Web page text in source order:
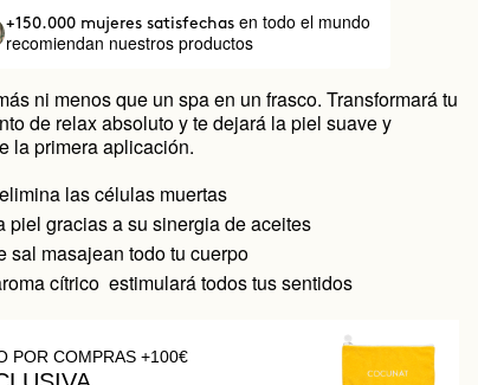
+150.000 mujeres satisfechas en todo el mundo
recomiendan nuestros productos
ni menos que un spa en un frasco. Transformará tu
de relax absoluto y te dejará la piel suave y
la primera aplicación.
las células muertas
piel gracias a su sinergia de aceites
sal masajean todo tu cuerpo
cítrico estimulará todos tus sentidos
POR COMPRAS +100€